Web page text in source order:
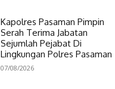
Kapolres Pasaman Pimpin
Serah Terima Jabatan
Sejumlah Pejabat Di
Lingkungan Polres Pasaman
07/08/2026